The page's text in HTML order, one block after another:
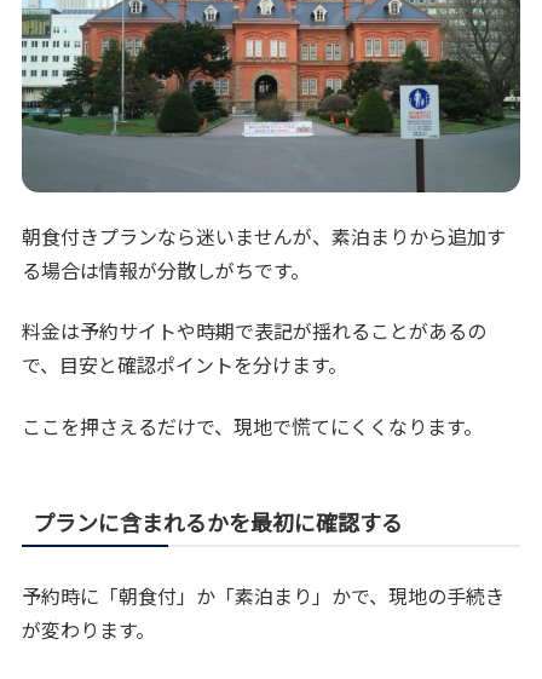
朝食付きプランなら迷いませんが、素泊まりから追加す
る場合は情報が分散しがちです。
料金は予約サイトや時期で表記が揺れることがあるの
で、目安と確認ポイントを分けます。
ここを押さえるだけで、現地で慌てにくくなります。
プランに含まれるかを最初に確認する
予約時に「朝食付」か「素泊まり」かで、現地の手続き
が変わります。